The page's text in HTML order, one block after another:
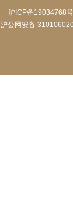
沪ICP备19034768
沪公网安备